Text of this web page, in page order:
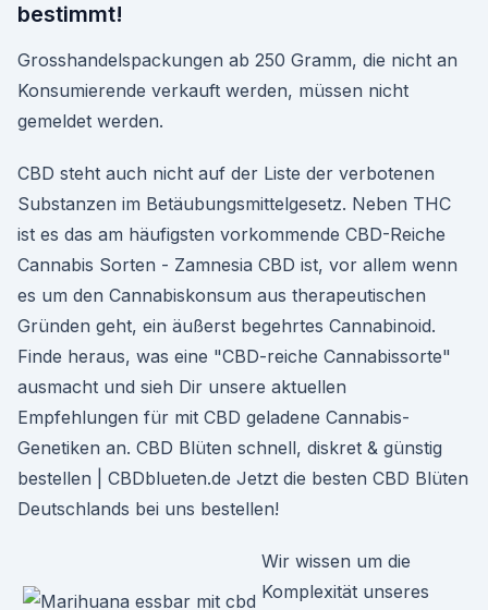
bestimmt!
Grosshandelspackungen ab 250 Gramm, die nicht an
Konsumierende verkauft werden, müssen nicht
gemeldet werden.
CBD steht auch nicht auf der Liste der verbotenen
Substanzen im Betäubungsmittelgesetz. Neben THC
ist es das am häufigsten vorkommende CBD-Reiche
Cannabis Sorten - Zamnesia CBD ist, vor allem wenn
es um den Cannabiskonsum aus therapeutischen
Gründen geht, ein äußerst begehrtes Cannabinoid.
Finde heraus, was eine "CBD-reiche Cannabissorte"
ausmacht und sieh Dir unsere aktuellen
Empfehlungen für mit CBD geladene Cannabis-
Genetiken an. CBD Blüten schnell, diskret & günstig
bestellen | CBDblueten.de Jetzt die besten CBD Blüten
Deutschlands bei uns bestellen!
Wir wissen um die
Komplexität unseres